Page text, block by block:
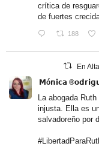
crítica de
de fuertes
188
En
𝗠ó𝗻𝗶𝗰𝗮
La abogada
injusta. Ella es
salvadoreño por